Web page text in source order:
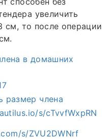
увеличить
см, то после операции
в домашних
размер члена
s/cTvvfWxpRN
s/ZVU2DWNrf